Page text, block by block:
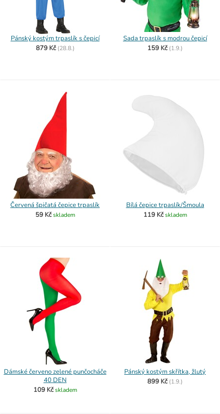
Pánský kostým trpaslík s čepicí
879 Kč (28.8.)
Sada trpaslík s modrou čepicí
159 Kč (1.9.)
Červená špičatá čepice trpaslík
59 Kč skladem
Bílá čepice trpaslík/Šmoula
119 Kč skladem
Dámské červeno zelené punčocháče
40 DEN
109 Kč skladem
Pánský kostým skřítka, žlutý
899 Kč (1.9.)